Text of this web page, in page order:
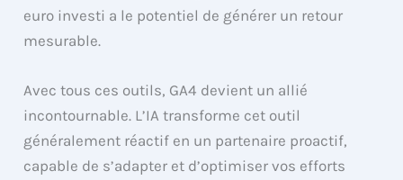
euro investi a le potentiel de générer un retour
mesurable.
Avec tous ces outils, GA4 devient un allié
incontournable. L’IA transforme cet outil
généralement réactif en un partenaire proactif,
capable de s’adapter et d’optimiser vos efforts